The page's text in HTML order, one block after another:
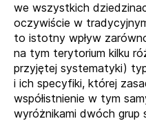
we wszystkich
oczywiście w
to istotny wpływ
na tym terytorium kilku
przyjętej systematyki)
i ich specyfiki, której
współistnienie w tym
wyróżnikami dwóch grup